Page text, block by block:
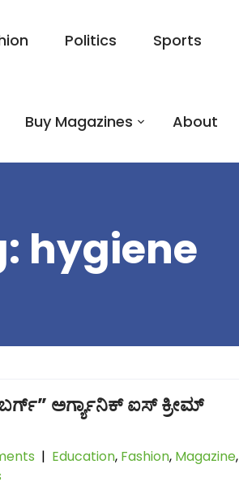
Politics Sports
Buy Magazines About
hygiene
ಅರ್ಗ್ಯಾನಿಕ್ ಐಸ್ ಕ್ರೀಮ್
| Education, Fashion, Magazine,